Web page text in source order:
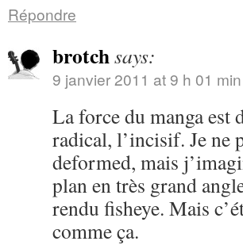
Répondre
brotchsays:
9 janvier 2011 at 9 h 01 min
La force du manga est
radical, l’incisif. Je ne
deformed, mais
plan en très grand
rendu fisheye. Mais
comme ça.